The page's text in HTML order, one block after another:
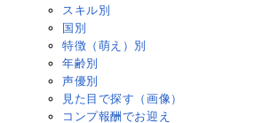
スキル別
国別
特徴（萌え）別
年齢別
声優別
見た目で探す（画像）
コンプ報酬でお迎え